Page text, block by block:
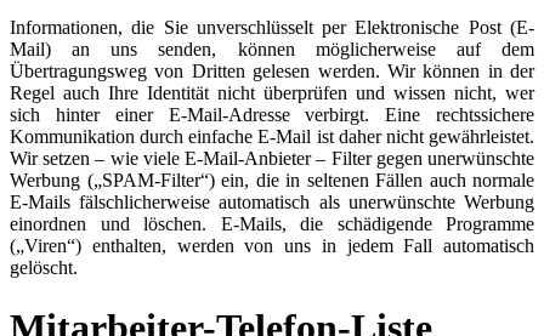
Informationen, die Sie unverschlüsselt per Elektronische Post (E-
Mail) an uns senden, können möglicherweise auf dem
Übertragungsweg von Dritten gelesen werden. Wir können in der
Regel auch Ihre Identität nicht überprüfen und wissen nicht, wer
sich hinter einer E-Mail-Adresse verbirgt. Eine rechtssichere
Kommunikation durch einfache E-Mail ist daher nicht gewährleistet.
Wir setzen – wie viele E-Mail-Anbieter – Filter gegen unerwünschte
Werbung („SPAM-Filter“) ein, die in seltenen Fällen auch normale
E-Mails fälschlicherweise automatisch als unerwünschte Werbung
einordnen und löschen. E-Mails, die schädigende Programme
(„Viren“) enthalten, werden von uns in jedem Fall automatisch
gelöscht.